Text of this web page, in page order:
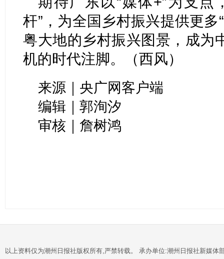
杆”，为全国乡村振兴提供更
粤大地的乡村振兴图景，成为
机的时代注脚。（西风）
来源｜央广网客户端
编辑｜郭洵汐
审核｜詹树鸿
以上资料仅为潮州日报社版权所有,严禁转载。 承办单位:潮州日报社新媒体